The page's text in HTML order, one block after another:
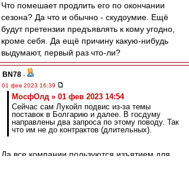
Что помешает продлить его по окончании
сезона? Да что и обычно - скудоумие. Ещё
будут претензии предъявлять к кому угодно,
кроме себя. Да ещё причину какую-нибудь
выдумают, первый раз что-ли?
BN78 -
01 фев 2023 16:39
МосфОлд » 01 фев 2023 14:54
Сейчас сам Лукойл подвис из-за темы
поставок в Болгарию и далее. В госдуму
направлены два запроса по этому поводу. Так
что им не до контрактов (длительных).
Да все компании пользуются изъятием для